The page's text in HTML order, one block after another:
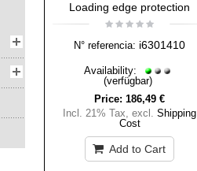
Loading edge protection
N° referencia: i6301410
Availability:
(verfügbar)
Price: 186,49 €
Incl. 21% Tax,excl.Shipping
Cost
Add to Cart